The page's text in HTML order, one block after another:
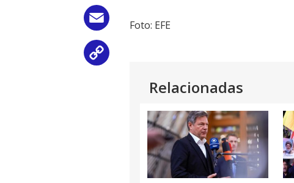
EmailFoto: EFE
Relacionadas